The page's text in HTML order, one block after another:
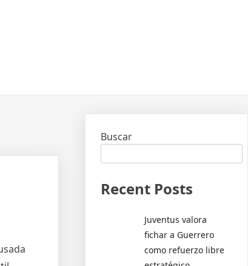
Buscar
Recent Posts
Juventus valora
fichar a Guerrero
como refuerzo libre